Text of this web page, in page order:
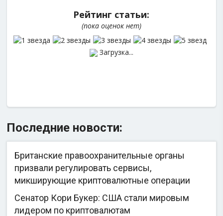
Рейтинг статьи:
(пока оценок нет)
Загрузка...
Последние новости:
Британские правоохранительные органы
призвали регулировать сервисы,
микширующие криптовалютные операции
Сенатор Кори Букер: США стали мировым
лидером по криптовалютам